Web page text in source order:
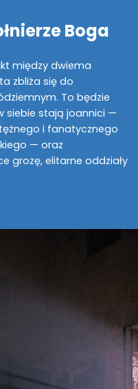
Boga
między dwiema
zbliża się do
To będzie
siebie stają joannici —
i fanatycznego
— oraz
grozę, elitarne oddziały